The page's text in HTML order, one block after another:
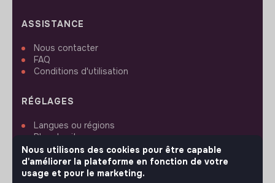
ASSISTANCE
Nous contacter
FAQ
Conditions d'utilisation
RÉGLAGES
Langues ou régions
Plan du site
Paramètres des cookies
Nous utilisons des cookies pour être capable
d'améliorer la plateforme en fonction de votre
usage et pour le marketing.